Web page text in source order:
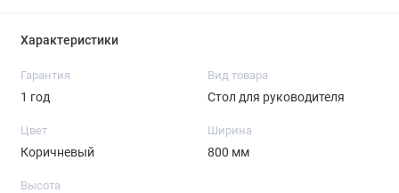
Характеристики
Гарантия
1 год
Вид товара
Стол для руководителя
Цвет
Коричневый
Ширина
800 мм
Высота